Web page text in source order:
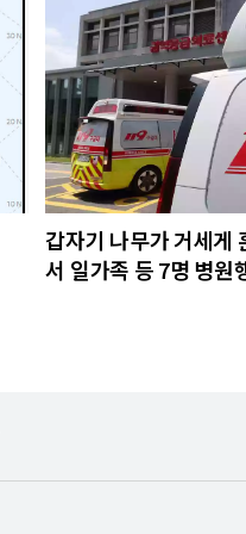
갑자기 나무가 거세
서 일가족 등 7명 병원